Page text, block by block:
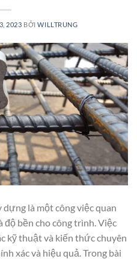
2023 BỞIWILLTRUNG
là một công việc quan
bền cho công trình. Việc
kỹ thuật và kiến thức chuyên
xác và hiệu quả. Trong bài